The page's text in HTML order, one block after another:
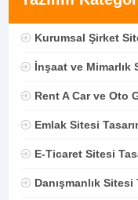
Kurumsal Şirket
İnşaat ve Mimarlık
Rent A Car ve Oto
Emlak Sitesi
E-Ticaret Sitesi
Danışmanlık Sitesi